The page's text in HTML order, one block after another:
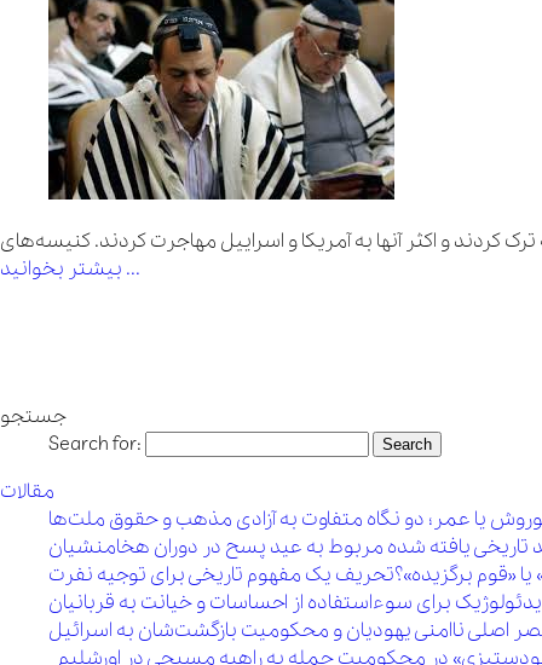
کردند و اکثر آنها به آمریکا و اسراییل مهاجرت کردند. کنیسه‌های
بیشتر بخوانید ...
جستجو
Search for:
مقالات
یا عمر؛ دو نگاه متفاوت به آزادی مذهب و حقوق ملت‌ها
یافته شده مربوط به عید پسح در دوران هخامنشیان
یا «قوم برگزیده»؟تحریف یک مفهوم تاریخی برای توجیه نفرت
برای سوءاستفاده از احساسات و خیانت به قربانیان
اصلی ناامنی یهودیان و محکومیت بازگشت‌شان به اسرائیل
در محکومیت حمله به راهبه مسیحی در اورشلیم